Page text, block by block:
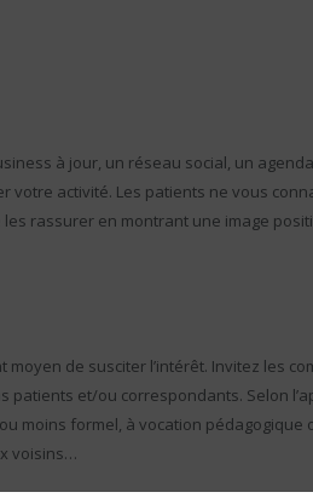
à jour, un réseau social, un
activité. Les patients ne vous
rassurer en montrant une image
de susciter l’intérêt. Invitez les
et/ou correspondants. Selon
moins formel, à vocation pédagogique
voisins…